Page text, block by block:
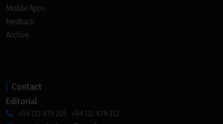
Mobile Apps
feedback
Archive
Contact
Editorial
+94 112 479 205, +94 112 479 212